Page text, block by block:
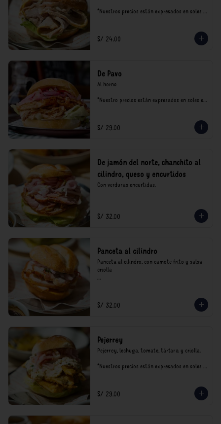
*Nuestros precios están expresados en soles e
S/ 24.00
De Pavo
Al horno
*Nuestro precios están expresados en soles e
S/ 29.00
De jamón del norte, chanchito al
cilindro, queso y encurtidos
Con verduras encurtidas.
S/ 32.00
Panceta al cilindro
Panceta al cilindro, con camote frito y salsa
criolla
consumo.
S/ 32.00
Pejerrey
Pejerrey, lechuga, tomate, tártara y criolla.
*Nuestros precios están expresados en soles e
S/ 29.00